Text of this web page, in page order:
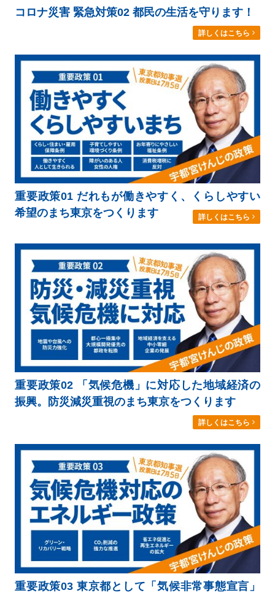
コロナ災害 緊急対策02 都民の生活を守ります！
詳しくはこちら
重要政策01 だれもが働きやすく、くらしやすい
希望のまち東京をつくります
詳しくはこちら
重要政策02 「気候危機」に対応した地域経済の
振興。防災減災重視のまち東京をつくります
詳しくはこちら
重要政策03 東京都として「気候非常事態宣言」